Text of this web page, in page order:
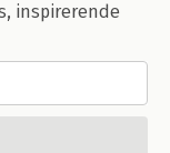
inspirerende